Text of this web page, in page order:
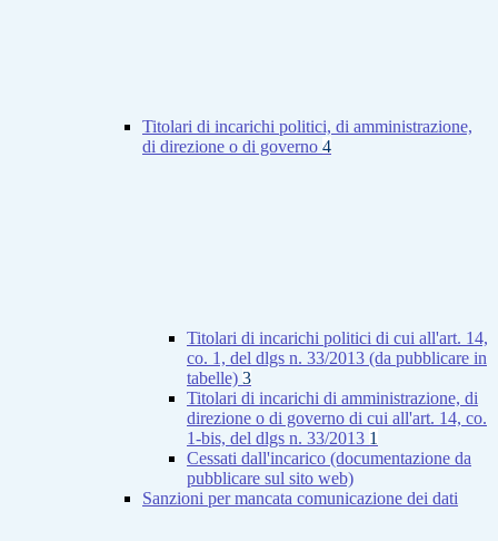
Titolari di incarichi politici, di amministrazione,
di direzione o di governo 4
Titolari di incarichi politici di cui all'art. 14,
co. 1, del dlgs n. 33/2013 (da pubblicare in
tabelle) 3
Titolari di incarichi di amministrazione, di
direzione o di governo di cui all'art. 14, co.
1-bis, del dlgs n. 33/2013 1
Cessati dall'incarico (documentazione da
pubblicare sul sito web)
Sanzioni per mancata comunicazione dei dati